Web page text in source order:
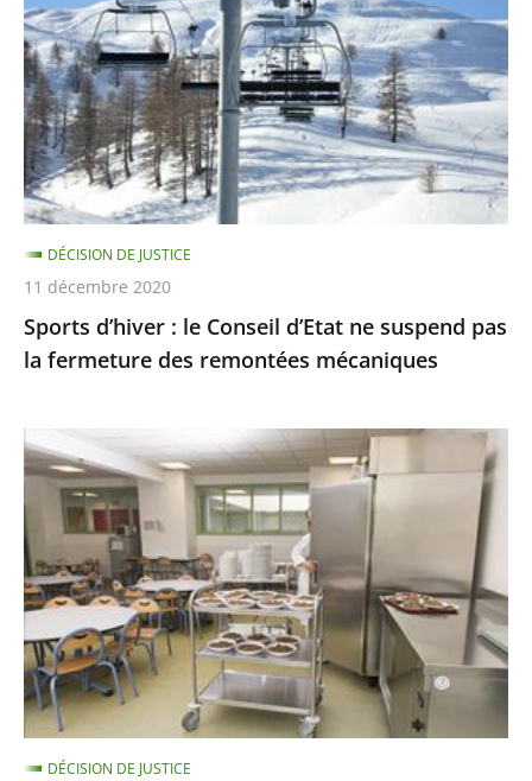
continuera
d’exercer
sur
leur
lég...
le
Conseil
d’Etat
ne
suspend
pas
la
fermeture
des
remontées
mécaniques
Sports d’hiver : le Conseil d’Etat ne suspend pas
la fermeture des remontées mécaniques
DÉCISION DE JUSTICE
11 décembre 2020
Les
menus
de
substitution
dans
les
cantines
scolaires,
qui
ne
DÉCISION DE JUSTICE